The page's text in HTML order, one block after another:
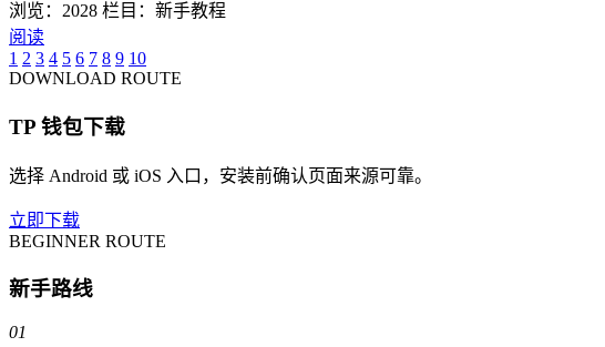
浏览：2028 栏目：新手教程
阅读
1 2 3 4 5 6 7 8 9 10
DOWNLOAD ROUTE
TP 钱包下载
选择 Android 或 iOS 入口，安装前确认页面来源可靠。
立即下载
BEGINNER ROUTE
新手路线
01